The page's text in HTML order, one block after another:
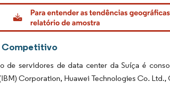
Intelligence. O reuso requer atribuição conforme CC BY
Competitivo
de servidores de data center da Suíça é
Corporation, Huawei Technologies Co.